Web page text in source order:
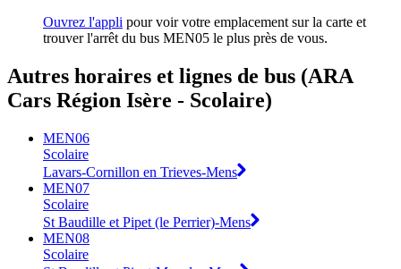
Ouvrez l'appli pour voir votre emplacement sur la carte et
trouver l'arrêt du bus MEN05 le plus près de vous.
Autres horaires et lignes de bus (ARA
Cars Région Isère - Scolaire)
MEN06
Scolaire
Lavars-Cornillon en Trieves-Mens
MEN07
Scolaire
St Baudille et Pipet (le Perrier)-Mens
MEN08
Scolaire